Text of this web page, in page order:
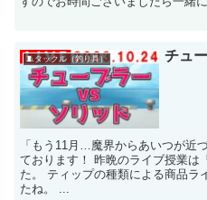
🧵タックル（釣り具） チュ
「もう11月…魔界からあいつが近
ております！ 昨晩のライブ授業は
た。 ティップの種類による商品ラ
たね。 ...